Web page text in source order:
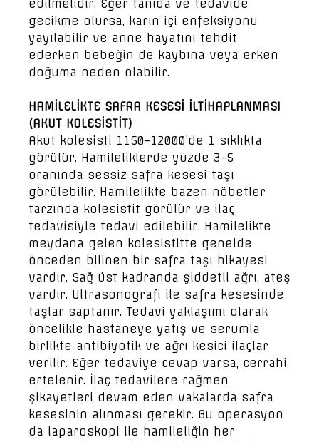
edilmelidir. Eğer tanıda ve tedavide
gecikme olursa, karın içi enfeksiyonu
yayılabilir ve anne hayatını tehdit
ederken bebeğin de kaybına veya erken
doğuma neden olabilir.
HAMİLELİKTE SAFRA KESESİ İLTİHAPLANMASI
(AKUT KOLESİSTİT)
Akut kolesisti 1150-12000’de 1 sıklıkta
görülür. Hamileliklerde yüzde 3-5
oranında sessiz safra kesesi taşı
görülebilir. Hamilelikte bazen nöbetler
tarzında kolesistit görülür ve ilaç
tedavisiyle tedavi edilebilir. Hamilelikte
meydana gelen kolesistitte genelde
önceden bilinen bir safra taşı hikayesi
vardır. Sağ üst kadranda şiddetli ağrı, ateş
vardır. Ultrasonografi ile safra kesesinde
taşlar saptanır. Tedavi yaklaşımı olarak
öncelikle hastaneye yatış ve serumla
birlikte antibiyotik ve ağrı kesici ilaçlar
verilir. Eğer tedaviye cevap varsa, cerrahi
ertelenir. İlaç tedavilere rağmen
şikayetleri devam eden vakalarda safra
kesesinin alınması gerekir. Bu operasyon
da laparoskopi ile hamileliğin her